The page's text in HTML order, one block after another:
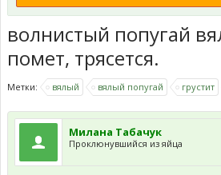
волнистый попугай
помет, трясется.
Метки: вялый вялый попугай грустит
Милана Табачук
Проклюнувшийся из яйца